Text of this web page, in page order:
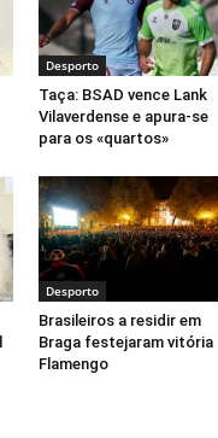
Desporto
Taça: BSAD vence Lank
Vilaverdense e apura-se
para os «quartos»
Desporto
Brasileiros a residir em
Braga festejaram vitória
Flamengo